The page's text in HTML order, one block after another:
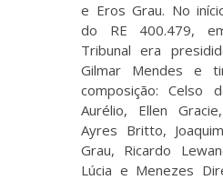
e Eros Grau. No
do RE 400.479,
Tribunal era
Gilmar Mendes e
composição: Celso
Aurélio, Ellen
Ayres Britto,
Grau, Ricardo
Lúcia e Menezes